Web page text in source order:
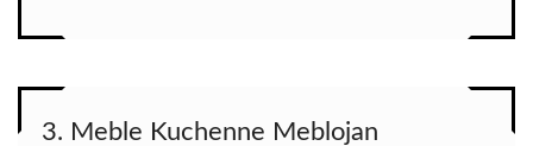
3. Meble Kuchenne Meblojan